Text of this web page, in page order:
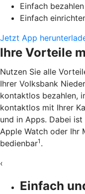
Einfach bezahlen
Einfach
Jetzt App
Ihre Vorteile
Nutzen Sie alle
Ihrer Volksbank
kontaktlos bezahlen,
kontaktlos mit Ihrer
und in Apps. Dabei
Apple Watch oder Ihr
bedienbar1 .
‹
Einfach